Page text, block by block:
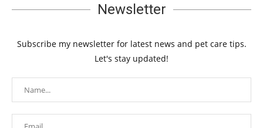
Newsletter
Subscribe my newsletter for latest news and pet care tips.
Let's stay updated!